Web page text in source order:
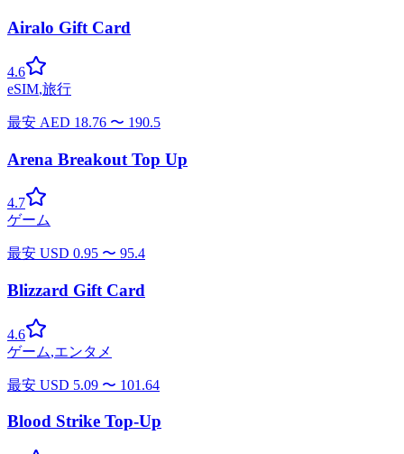
Airalo Gift Card
4.6
eSIM,旅行
最安 AED 18.76 〜 190.5
Arena Breakout Top Up
4.7
ゲーム
最安 USD 0.95 〜 95.4
Blizzard Gift Card
4.6
ゲーム,エンタメ
最安 USD 5.09 〜 101.64
Blood Strike Top-Up